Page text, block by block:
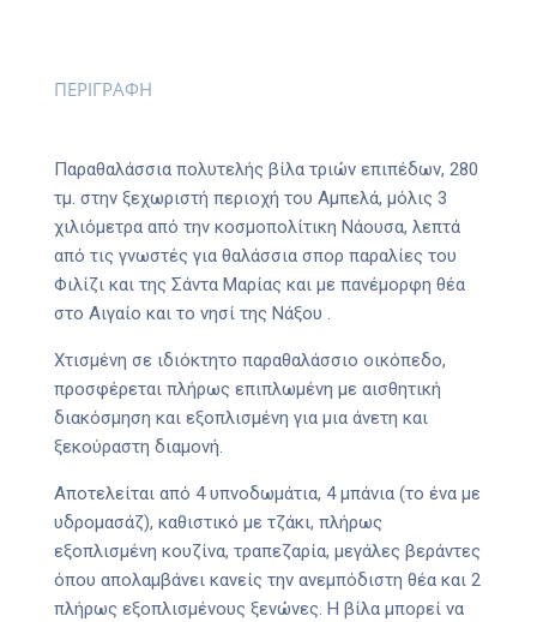
ΠΕΡΙΓΡΑΦΗ
Παραθαλάσσια πολυτελής βίλα τριών επιπέδων, 280
τμ. στην ξεχωριστή περιοχή του Αμπελά, μόλις 3
χιλιόμετρα από την κοσμοπολίτικη Νάουσα, λεπτά
από τις γνωστές για θαλάσσια σπορ παραλίες του
Φιλίζι και της Σάντα Μαρίας και με πανέμορφη θέα
στο Αιγαίο και το νησί της Νάξου .
Χτισμένη σε ιδιόκτητο παραθαλάσσιο οικόπεδο,
προσφέρεται πλήρως επιπλωμένη με αισθητική
διακόσμηση και εξοπλισμένη για μια άνετη και
ξεκούραστη διαμονή.
Αποτελείται από 4 υπνοδωμάτια, 4 μπάνια (το ένα με
υδρομασάζ), καθιστικό με τζάκι, πλήρως
εξοπλισμένη κουζίνα, τραπεζαρία, μεγάλες βεράντες
όπου απολαμβάνει κανείς την ανεμπόδιστη θέα και 2
πλήρως εξοπλισμένους ξενώνες. Η βίλα μπορεί να